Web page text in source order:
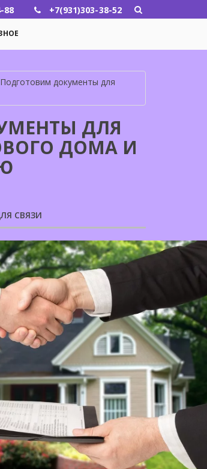
88 +7(931)303-38-52
Подготовим документы для
ДЛЯ
ДОМА И
СВЯЗИ